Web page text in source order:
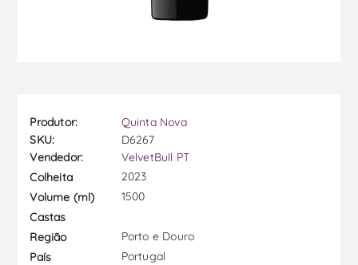
Produtor:
Quinta Nova
SKU:
D6267
Vendedor:
VelvetBull PT
Colheita
2023
Volume (ml)
1500
Castas
Região
Porto e Douro
País
Portugal